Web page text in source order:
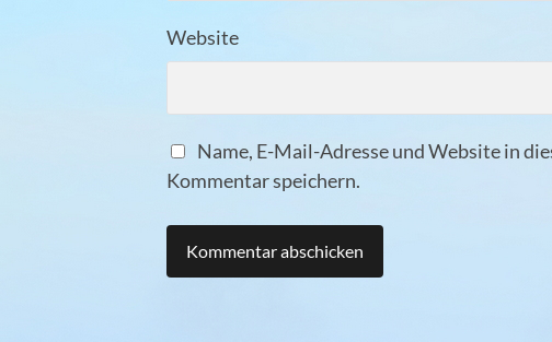
Website
Name, E-Mail-Adresse und Website in
Kommentar speichern.